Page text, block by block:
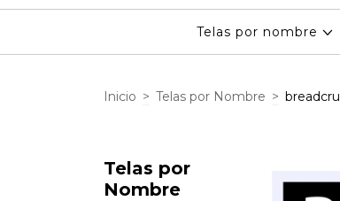
Telas por nombre
Inicio > Telas por Nombre >
Telas por
Nombre